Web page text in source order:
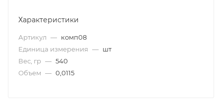
Характеристики
Артикул — комп08
Единица измерения — шт
Вес, гр — 540
Объем — 0,0115